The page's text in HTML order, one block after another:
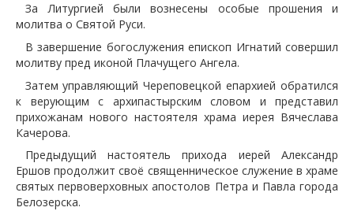
За Литургией были вознесены особые прошения и
молитва о Святой Руси.
В завершение богослужения епископ Игнатий совершил
молитву пред иконой Плачущего Ангела.
Затем управляющий Череповецкой епархией обратился
к верующим с архипастырским словом и представил
прихожанам нового настоятеля храма иерея Вячеслава
Качерова.
Предыдущий настоятель прихода иерей Александр
Ершов продолжит своё священническое служение в храме
святых первоверховных апостолов Петра и Павла города
Белозерска.